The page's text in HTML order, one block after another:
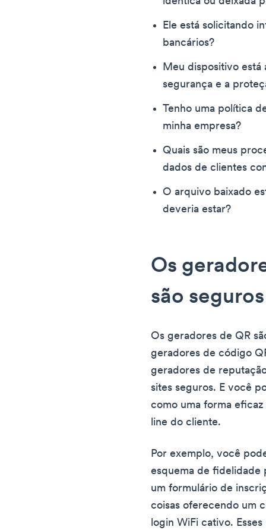
Ele está solicitando
bancários?
Meu dispositivo está
segurança e a
Tenho uma política
minha empresa?
Quais são meus
dados de clientes
O arquivo baixado
deveria estar?
Os
são
Os geradores de QR
geradores de código
geradores de
sites seguros. E você
como uma forma
line do cliente.
Por exemplo, você
esquema de fidelidade
um formulário de
coisas oferecendo um
login WiFi cativo.